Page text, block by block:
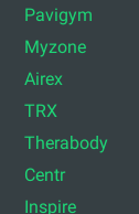
Pavigym
Myzone
Airex
TRX
Therabody
Centr
Inspire